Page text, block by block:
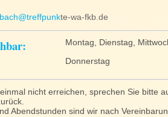
te-wa-fkb.de
Montag, Dienstag,
Donnerstag
nicht erreichen, sprechen Sie bitte
Abendstunden sind wir nach